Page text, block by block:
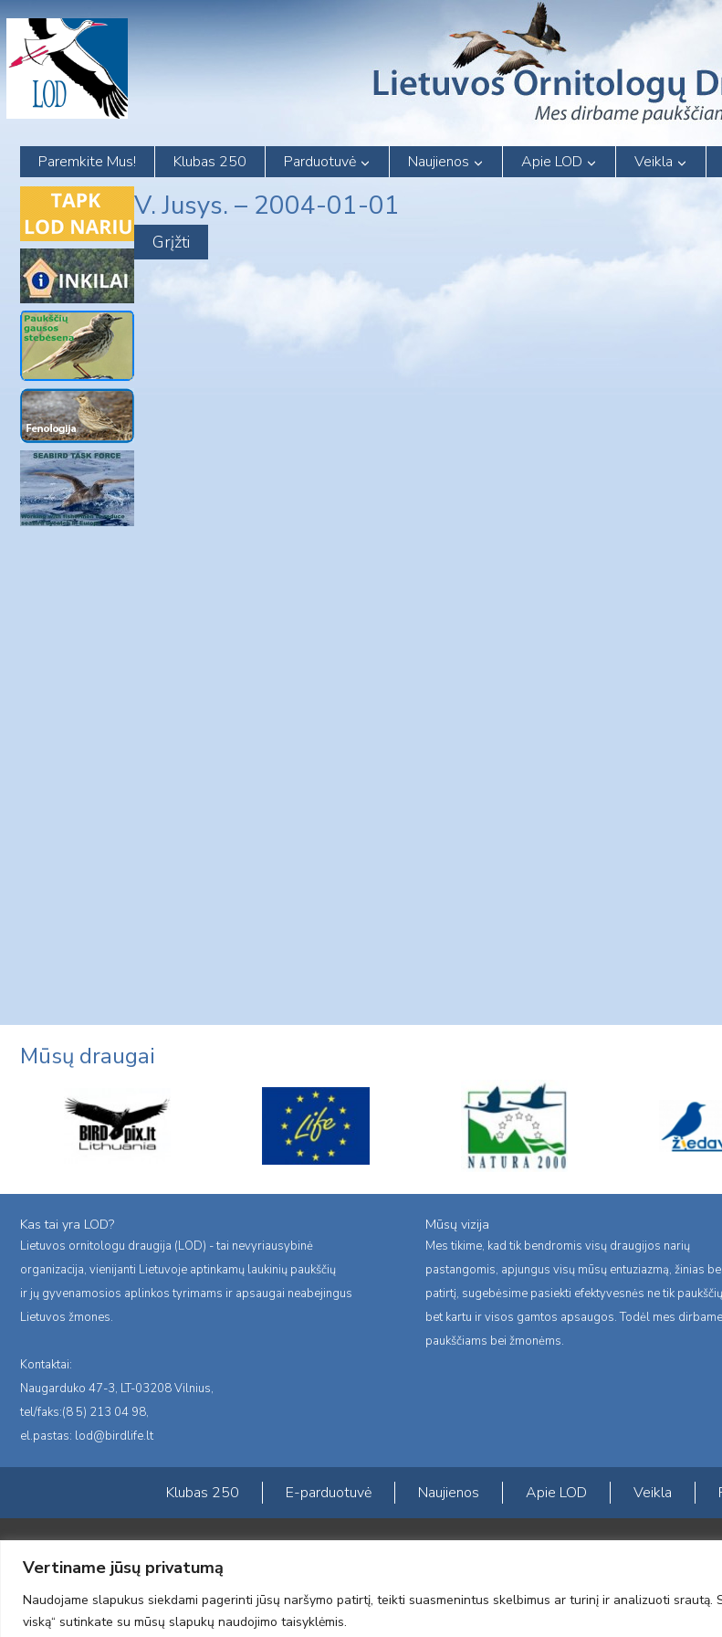
Vertiname jūsų privatumą
Naudojame slapukus siekdami pagerinti jūsų naršymo patirtį, teikti suasmenintus skelbimus ar turinį ir analizuoti srautą.
viską“ sutinkate su mūsų slapukų naudojimo taisyklėmis.
content
Paremkite Mus! Klubas 250 Parduotuvė Naujienos Apie LOD Veikla
V. Jusys. – 2004-01-01
Mūsų draugai
Kas tai yra LOD?
Lietuvos ornitologu draugija (LOD) - tai nevyriausybinė
organizacija, vienijanti Lietuvoje aptinkamų laukinių paukščių
ir jų gyvenamosios aplinkos tyrimams ir apsaugai neabejingus
Lietuvos žmones.
Kontaktai:
Naugarduko 47-3, LT-03208 Vilnius,
tel/faks:(8 5) 213 04 98,
el.pastas: lod@birdlife.lt
Mūsų vizija
Mes tikime, kad tik bendromis visų draugijos narių
pastangomis, apjungus visų mūsų entuziazmą, žinias bei
patirtį, sugebėsime pasiekti efektyvesnės ne tik
bet kartu ir visos gamtos apsaugos. Todėl mes dirbame
paukščiams bei žmonėms.
Klubas 250 E-parduotuvė Naujienos Apie LOD Veikla
„LOD visuomeninės /gamtosauginės veiklos sustiprinimas ir įvaizdžio formavimas įtraukiant visuomenę į aplinkosauginių tyrimų
2012 © Lietuvos Ornitologų Draugija © 2014, Visos teisės saugomos